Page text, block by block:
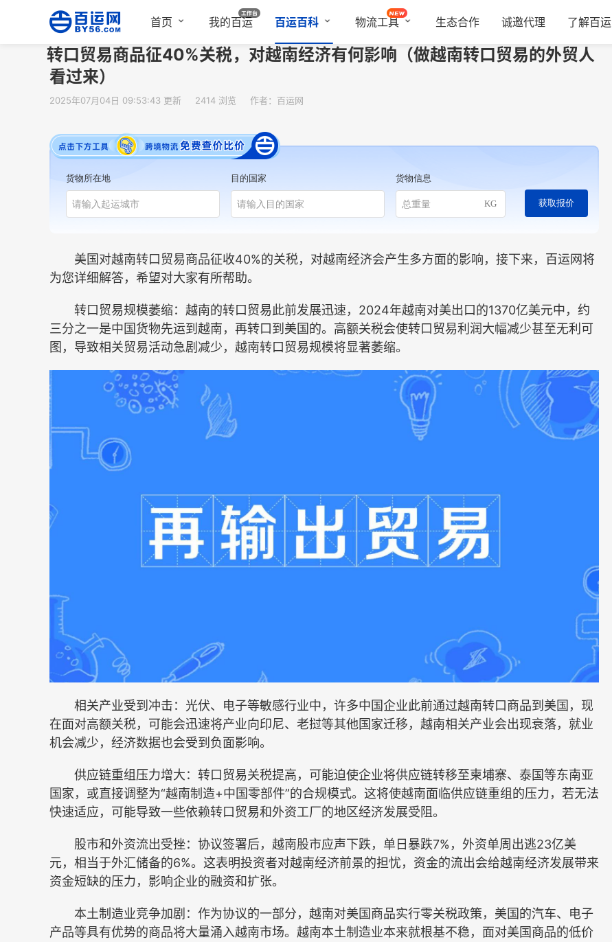
首页 我的百运 百运百科 物流工具 生态合作 诚邀代理 了解百运
转口贸易商品征40%关税，对越南经济有何影响（做越南转口贸易的外贸人
看过来）
2025年07月04日 09:53:43 更新 2414 浏览 作者：百运网
货物所在地 目的国家 货物信息
KG 获取报价
美国对越南转口贸易商品征收40%的关税，对越南经济会产生多方面的影响，接下来，百运网将
为您详细解答，希望对大家有所帮助。
转口贸易规模萎缩：越南的转口贸易此前发展迅速，2024年越南对美出口的1370亿美元中，约
三分之一是中国货物先运到越南，再转口到美国的。高额关税会使转口贸易利润大幅减少甚至无利可
图，导致相关贸易活动急剧减少，越南转口贸易规模将显著萎缩。
相关产业受到冲击：光伏、电子等敏感行业中，许多中国企业此前通过越南转口商品到美国，现
在面对高额关税，可能会迅速将产业向印尼、老挝等其他国家迁移，越南相关产业会出现衰落，就业
机会减少，经济数据也会受到负面影响。
供应链重组压力增大：转口贸易关税提高，可能迫使企业将供应链转移至柬埔寨、泰国等东南亚
国家，或直接调整为“越南制造+中国零部件”的合规模式。这将使越南面临供应链重组的压力，若无法
快速适应，可能导致一些依赖转口贸易和外资工厂的地区经济发展受阻。
股市和外资流出受挫：协议签署后，越南股市应声下跌，单日暴跌7%，外资单周出逃23亿美
元，相当于外汇储备的6%。这表明投资者对越南经济前景的担忧，资金的流出会给越南经济发展带来
资金短缺的压力，影响企业的融资和扩张。
本土制造业竞争加剧：作为协议的一部分，越南对美国商品实行零关税政策，美国的汽车、电子
产品等具有优势的商品将大量涌入越南市场。越南本土制造业本来就根基不稳，面对美国商品的低价